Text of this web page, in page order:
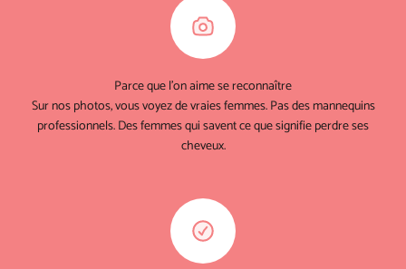
Parce que l'on aime se reconnaître
Sur nos photos, vous voyez de vraies femmes. Pas des mannequins
professionnels. Des femmes qui savent ce que signifie perdre ses
cheveux.